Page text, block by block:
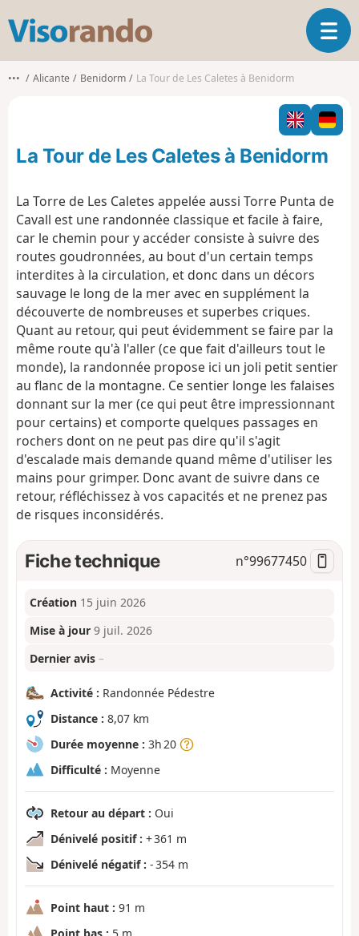
s
o
o
O
u
i
r
l
v
n
••• Alicante Benidorm La Tour de Les Caletes à Benidorm
La Tour de Les Caletes à Benidorm
La Torre de Les Caletes appelée aussi Torre Punta de
Cavall est une randonnée classique et facile à faire,
car le chemin pour y accéder consiste à suivre des
routes goudronnées, au bout d'un certain temps
interdites à la circulation, et donc dans un décors
sauvage le long de la mer avec en supplément la
découverte de nombreuses et superbes criques.
Quant au retour, qui peut évidemment se faire par la
même route qu'à l'aller (ce que fait d'ailleurs tout le
monde), la randonnée propose ici un joli petit sentier
au flanc de la montagne. Ce sentier longe les falaises
donnant sur la mer (ce qui peut être impressionnant
pour certains) et comporte quelques passages en
rochers dont on ne peut pas dire qu'il s'agit
d'escalade mais demande quand même d'utiliser les
mains pour grimper. Donc avant de suivre dans ce
retour, réfléchissez à vos capacités et ne prenez pas
de risques inconsidérés.
Fiche technique n°99677450
Création 15 juin 2026
Mise à jour 9 juil. 2026
Dernier avis –
Activité : Randonnée Pédestre
Distance : 8,07 km
Durée moyenne : 3h 20
Difficulté : Moyenne
Retour au départ : Oui
Dénivelé positif : + 361 m
Dénivelé négatif : - 354 m
Point haut : 91 m